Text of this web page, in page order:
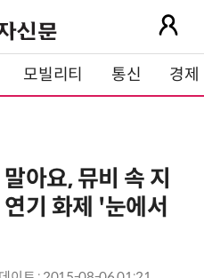
모빌리티 통신 경제
아요, 뮤비 속 지
기 화제 '눈에서